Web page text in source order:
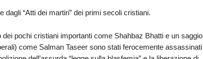
“Atti dei martiri” dei primi secoli cristiani.
pochi cristiani importanti come Shahbaz Bhatti e un saggio
come Salman Taseer sono stati ferocemente assassinati